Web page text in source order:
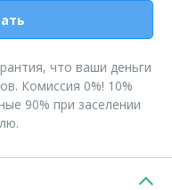
что ваши деньги
Комиссия 0%! 10%
90% при заселении